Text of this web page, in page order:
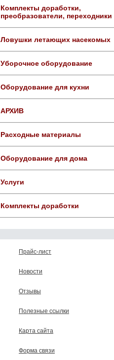
Комплекты доработки,
преобразователи, переходники
Ловушки летающих насекомых
Уборочное оборудование
Оборудование для кухни
АРХИВ
Расходные материалы
Оборудование для дома
Услуги
Комплекты доработки
Прайс-лист
Новости
Отзывы
Полезные ссылки
Карта сайта
Форма связи